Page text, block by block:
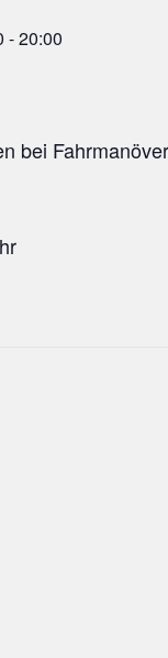
-20:00
bei